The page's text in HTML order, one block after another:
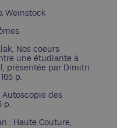
Weinstock
Nos coeurs
une étudiante à
présentée par Dimitri
p.
Autoscopie des
p.
: Haute Couture,